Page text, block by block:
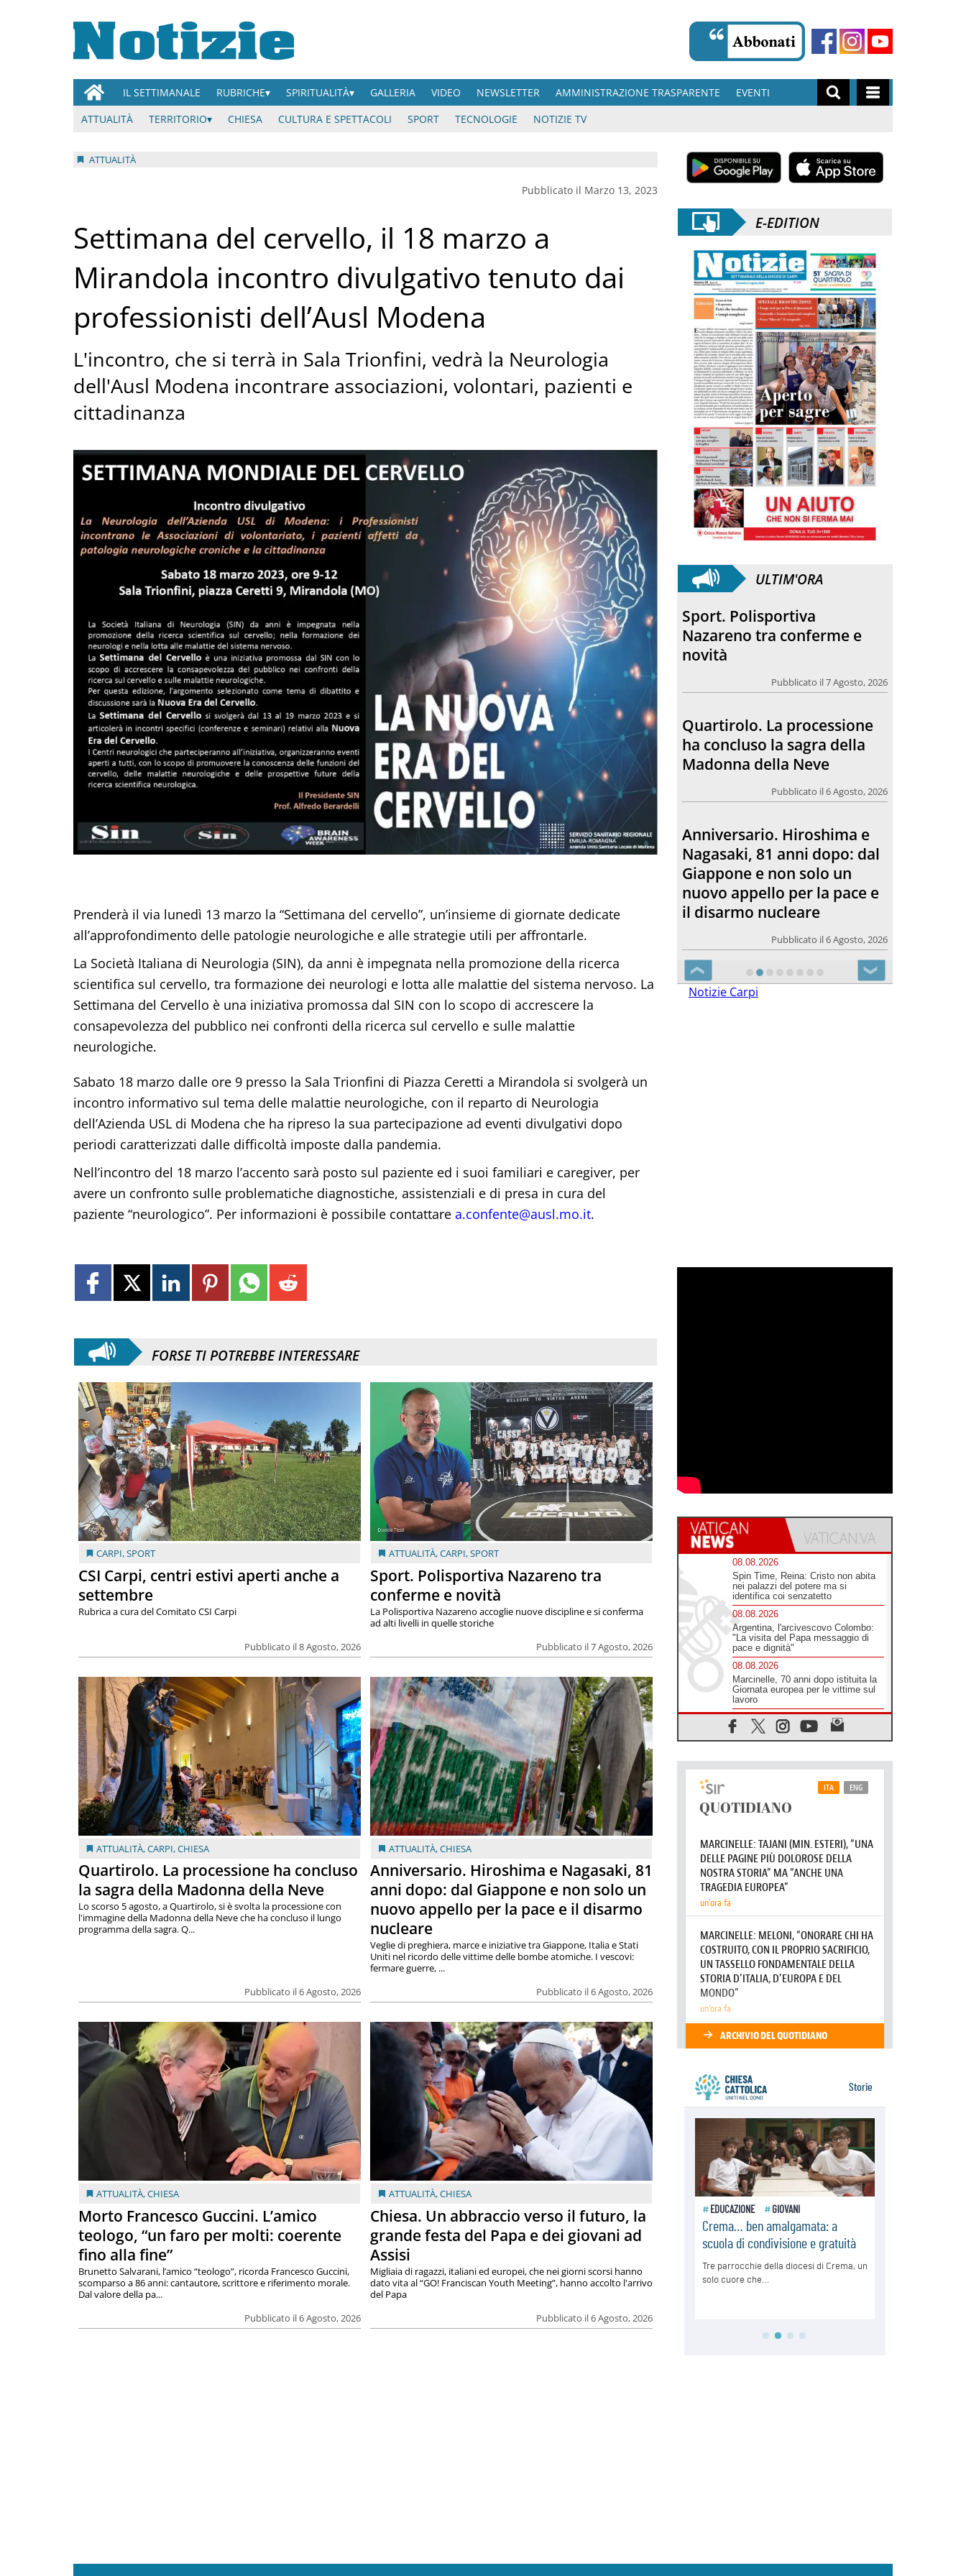
IL SETTIMANALE RUBRICHE SPIRITUALITÀ GALLERIA VIDEO NEWSLETTER AMMINISTRAZIONE TRASPARENTE
EVENTI
ATTUALITÀ
TERRITORIO CHIESA CULTURA E SPETTACOLI SPORT TECNOLOGIE NOTIZIE TV
ATTUALITÀ
Pubblicato il Marzo 13, 2023
Settimana del cervello, il 18 marzo a
Mirandola incontro divulgativo tenuto dai
professionisti dell’Ausl Modena
L'incontro, che si terrà in Sala Trionfini, vedrà la Neurologia
dell'Ausl Modena incontrare associazioni, volontari, pazienti e
cittadinanza
Prenderà il via lunedì 13 marzo la “Settimana del cervello”, un’insieme di giornate dedicate
all’approfondimento delle patologie neurologiche e alle strategie utili per affrontarle.
La Società Italiana di Neurologia (SIN), da anni è impegnata nella promozione della ricerca
scientifica sul cervello, tra formazione dei neurologi e lotta alle malattie del sistema nervoso. La
Settimana del Cervello è una iniziativa promossa dal SIN con lo scopo di accrescere la
consapevolezza del pubblico nei confronti della ricerca sul cervello e sulle malattie
neurologiche.
Sabato 18 marzo dalle ore 9 presso la Sala Trionfini di Piazza Ceretti a Mirandola si svolgerà un
incontro informativo sul tema delle malattie neurologiche, con il reparto di Neurologia
dell’Azienda USL di Modena che ha ripreso la sua partecipazione ad eventi divulgativi dopo
periodi caratterizzati dalle difficoltà imposte dalla pandemia.
Nell’incontro del 18 marzo l’accento sarà posto sul paziente ed i suoi familiari e caregiver, per
avere un confronto sulle problematiche diagnostiche, assistenziali e di presa in cura del
paziente “neurologico”. Per informazioni è possibile contattare a.confente@ausl.mo.it.
FORSE TI POTREBBE INTERESSARE
CARPI,SPORT
CSI Carpi, centri estivi aperti anche a
settembre
Pubblicato il 8 Agosto, 2026
Rubrica a cura del Comitato CSI Carpi
ATTUALITÀ,CARPI,SPORT
Sport. Polisportiva Nazareno tra
conferme e novità
Pubblicato il 7 Agosto, 2026
La Polisportiva Nazareno accoglie nuove discipline e si conferma
ad alti livelli in quelle storiche
ATTUALITÀ,CARPI,CHIESA
Quartirolo. La processione ha concluso
la sagra della Madonna della Neve
Pubblicato il 6 Agosto, 2026
Lo scorso 5 agosto, a Quartirolo, si è svolta la processione con
l'immagine della Madonna della Neve che ha concluso il lungo
programma della sagra. Q...
ATTUALITÀ,CHIESA
Anniversario. Hiroshima e Nagasaki, 81
anni dopo: dal Giappone e non solo un
nuovo appello per la pace e il disarmo
nucleare
Pubblicato il 6 Agosto, 2026
Veglie di preghiera, marce e iniziative tra Giappone, Italia e Stati
Uniti nel ricordo delle vittime delle bombe atomiche. I vescovi:
fermare guerre, ...
ATTUALITÀ,CHIESA
Morto Francesco Guccini. L’amico
teologo, “un faro per molti: coerente
fino alla fine”
Pubblicato il 6 Agosto, 2026
Brunetto Salvarani, l’amico “teologo”, ricorda Francesco Guccini,
scomparso a 86 anni: cantautore, scrittore e riferimento morale.
Dal valore della pa...
ATTUALITÀ,CHIESA
Chiesa. Un abbraccio verso il futuro, la
grande festa del Papa e dei giovani ad
Assisi
Pubblicato il 6 Agosto, 2026
Migliaia di ragazzi, italiani ed europei, che nei giorni scorsi hanno
dato vita al “GO! Franciscan Youth Meeting”, hanno accolto l'arrivo
del Papa
E-EDITION
ULTIM'ORA
Quartirolo. La processione
ha concluso la sagra della
Madonna della Neve
Pubblicato il 6 Agosto, 2026
Anniversario. Hiroshima e
Nagasaki, 81 anni dopo: dal
Giappone e non solo un
nuovo appello per la pace e
il disarmo nucleare
Pubblicato il 6 Agosto, 2026
Morto Francesco Guccini.
L’amico teologo, “un faro
per molti: coerente fino alla
Pubblicato il 6 Agosto, 2026
❮
08.08.2026
Spin Time, Reina: Cristo non abita
nei palazzi del potere ma si
identifica coi senzatetto
08.08.2026
Argentina, l'arcivescovo Colombo:
"La visita del Papa messaggio di
pace e dignità"
08.08.2026
Marcinelle, 70 anni dopo istituita la
Giornata europea per le vittime sul
lavoro
08.08.2026
stringono una nuova alleanza
militare in Medio Oriente
Il Papa in Perù, il cardinale Castillo:
spinta all'unità in mezzo alle sfide
07.08.2026
Rilanciare l'empatia, il progetto
Triennale d'Arte delle Università
cattoliche
07.08.2026
Calapan diventa diocesi
07.08.2026
A Castel Gandolfo l'arazzo di
Raffaello sulla predica di San Paolo
07.08.2026
Tagle: la guerra sfigura il mondo,
solo la rivelazione di Dio lo
Il Papa in Francia, quattro giorni
intensi tra Chiesa, popolo e